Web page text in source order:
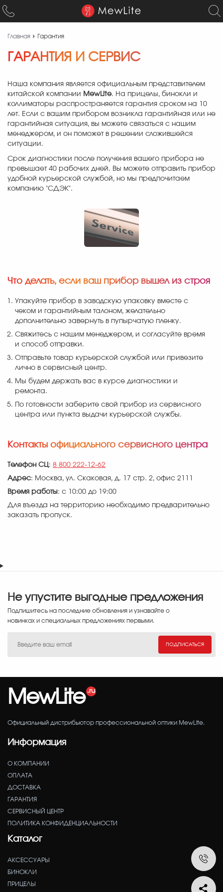
Главная Гарантия
ГАРАНТИЯ И СЕРВИС
Наша компания является официальным представителем
китайской компании MewLite. На прицелы, бинокли и
коллиматоры распространяется гарантия сроком на 10
лет. Если с вашим прибором возникла гарантийная или не
гарантийная ситуация, вы можете связаться с нашим
менеджером, и он поможет в решении сложившейся
ситуации.
Срок диагностики после получения вашего прибора не
превышает 40 рабочих дней. Вы можете отправить прибор
удобной курьерской службой, но мы предпочитаем
компанию "СДЭК".
Что делать, если ваш прибор вышел из строя
Упакуйте прибор в заводскую упаковку вместе с
чеком и гарантийным талоном, желательно
дополнительно завернуть в пупырчатую пленку.
Свяжитесь с нашим менеджером, и согласуйте время
и способ отправки.
Отправьте товар курьерской службой или привезите
лично в сервисный центр.
Мы будем держать вас в курсе диагностики и
ремонта.
По готовности заберите свой прибор из сервисного
центра или пункта выдачи курьерской службы.
Контакты официального сервисного центра
Телефон СЦ: 8 800 222-12-62
Адрес: Москва, ул. Скаковая, д. 17 стр. 2, офис 2111
Время работы: с 10:00 до 19:00
Для въезда на территорию необходимо предварительно
заказать пропуск.
Не упустите выгодные предложения
Подпишитесь на последние обновления и узнавайте о
новинках и специальных предложениях первыми.
ПОДПИСАТЬСЯ
MewLite
Официальный дистрибьютор профессиональной оптики MewLite.
Информация
О КОМПАНИИ
ОПЛАТА
ДОСТАВКА
ГАРАНТИЯ
СЕРВИСНЫЙ ЦЕНТР
ПОЛИТИКА КОНФИДЕНЦИАЛЬНОСТИ
Каталог
АКСЕССУАРЫ
БИНОКЛИ
ПРИЦЕЛЫ